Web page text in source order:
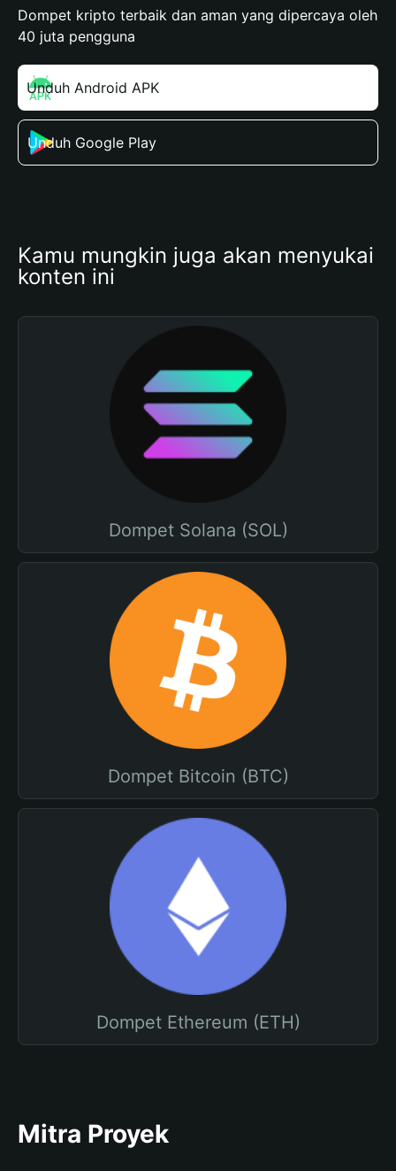
Dompet kripto terbaik dan aman yang dipercaya oleh
40 juta pengguna
Unduh Android APK
Unduh Google Play
Kamu mungkin juga akan menyukai
konten ini
Dompet Solana (SOL)
Dompet Bitcoin (BTC)
Dompet Ethereum (ETH)
Mitra Proyek